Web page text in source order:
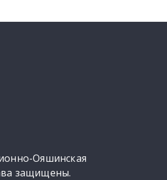
Ояшинская
защищены.